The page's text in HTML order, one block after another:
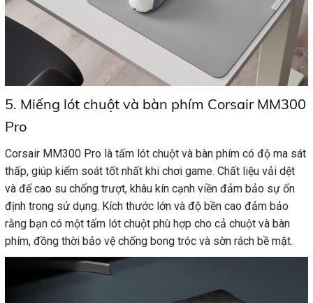
5. Miếng lót chuột và bàn phím Corsair MM300
Pro
Corsair MM300 Pro là tấm lót chuột và bàn phím có độ ma sát
thấp, giúp kiểm soát tốt nhất khi chơi game. Chất liệu vải dệt
và đế cao su chống trượt, khâu kín cạnh viền đảm bảo sự ổn
định trong sử dụng. Kích thước lớn và độ bền cao đảm bảo
rằng bạn có một tấm lót chuột phù hợp cho cả chuột và bàn
phím, đồng thời bảo vệ chống bong tróc và sờn rách bề mặt.